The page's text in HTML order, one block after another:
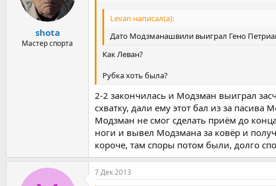
shota
Мастер спорта
Levan написал(а):
Дато Модзманашвили выиграл Гено
Как Леван?
Рубка хоть была?
2-2 закончилась и Модзман выиграл
схватку, дали ему этот бал из за
Модзман не смог сделать приём до
ноги и вывел Модзмана за ковёр и
короче, там споры потом были, долго
7 Дек 2013